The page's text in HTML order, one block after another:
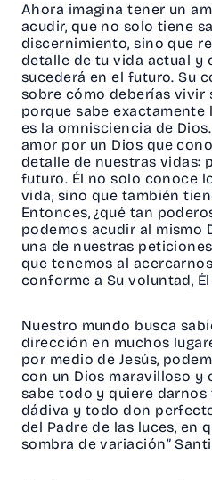
Ahora imagina tener un
acudir, que no solo tiene
discernimiento, sino que
detalle de tu vida actual y
sucederá en el futuro. Su
sobre cómo deberías vivir
porque sabe exactamente
es la omnisciencia de
amor por un Dios que
detalle de nuestras vidas:
futuro. Él no solo conoce
vida, sino que también
Entonces, ¿qué tan
podemos acudir al mismo
una de nuestras
que tenemos al
conforme a Su voluntad, Él
Nuestro mundo busca
dirección en muchos
por medio de Jesús,
con un Dios maravilloso y
sabe todo y quiere darnos
dádiva y todo don
del Padre de las luces, en
sombra de variación”